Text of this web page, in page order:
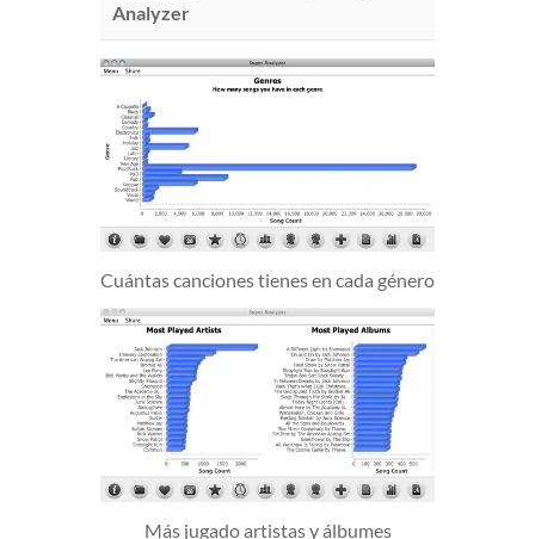
Analyzer
Cuántas canciones tienes en cada género
Más jugado artistas y álbumes